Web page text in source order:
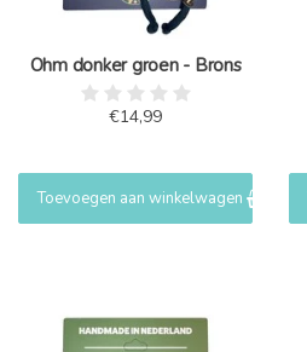
Ohm donker groen - Brons
€14,99
Toevoegen aan winkelwagen